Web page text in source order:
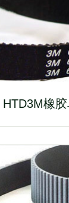
HTD3M橡